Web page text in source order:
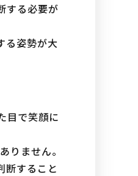
する必要が
る姿勢が大
目で笑顔に
りません。
断すること